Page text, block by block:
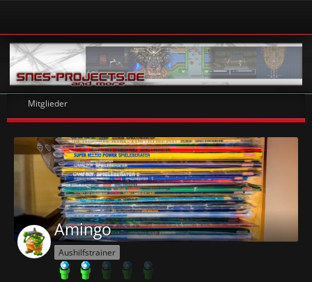
Mitglieder
Amingo
Aushilfstrainer